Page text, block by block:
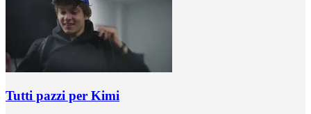
Tutti pazzi per Kimi